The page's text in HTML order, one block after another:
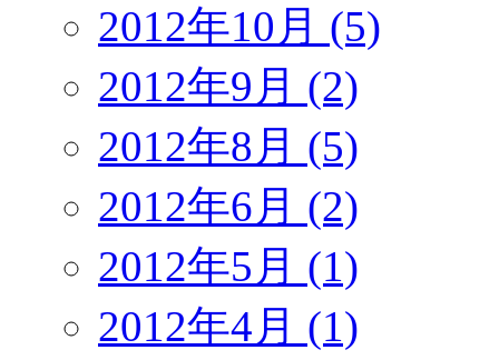
2012年10月 (5)
2012年9月 (2)
2012年8月 (5)
2012年6月 (2)
2012年5月 (1)
2012年4月 (1)